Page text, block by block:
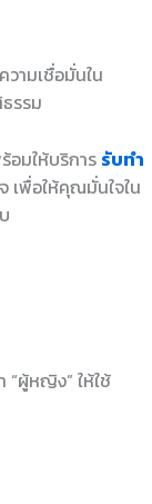
วามเชื่อมั่นใน
รรม
อมให้บริการ รับทำ
เพื่อให้คุณมั่นใจใน
“ผู้หญิง” ให้ใช้